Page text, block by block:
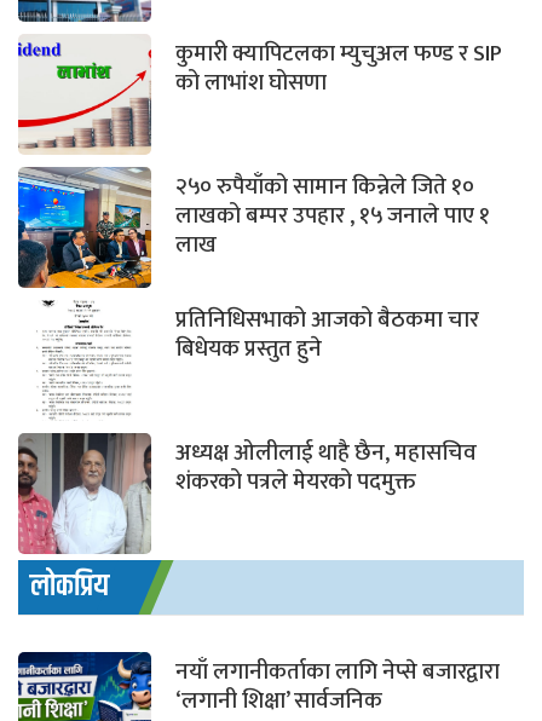
कुमारी क्यापिटलका म्युचुअल फण्ड र SIP
को लाभांश घोसणा
२५० रुपैयाँको सामान किन्नेले जिते १०
लाखको बम्पर उपहार , १५ जनाले पाए १
लाख
प्रतिनिधिसभाको आजको बैठकमा चार
बिधेयक प्रस्तुत हुने
अध्यक्ष ओलीलाई थाहै छैन, महासचिव
शंकरको पत्रले मेयरको पदमुक्त
लोकप्रिय
नयाँ लगानीकर्ताका लागि नेप्से बजारद्वारा
‘लगानी शिक्षा’ सार्वजनिक